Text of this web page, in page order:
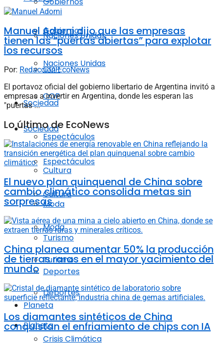
Naciones Unidas
COP
Sociedad
Espectáculos
Cultura
Moda
Turismo
Deportes
Planeta
Crisis Climática
Gobiernos
Naciones Unidas
COP
Sociedad
Espectáculos
Cultura
Moda
Turismo
Deportes
Planeta
Manuel Adorni dijo que las empresas
tienen las “puertas abiertas” para explotar
los recursos
Por: Redacción EcoNews
El portavoz oficial del gobierno libertario de Argentina invitó a
empresas a invertir en Argentina, donde les esperan las
"puertas ...
Lo último de EcoNews
El nuevo plan quinquenal de China sobre
cambio climático consolida metas sin
sorpresas
China planea aumentar 50% la producción
de tierras raras en el mayor yacimiento del
mundo
Los diamantes sintéticos de China
conquistan el enfriamiento de chips con IA